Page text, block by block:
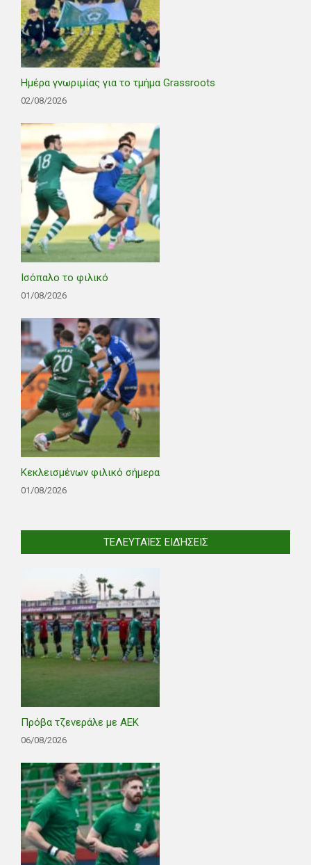
Ημέρα γνωριμίας για το τμήμα Grassroots
02/08/2026
Ισόπαλο το φιλικό
01/08/2026
Κεκλεισμένων φιλικό σήμερα
01/08/2026
ΤΕΛΕΥΤΑΊΕΣ ΕΙΔΉΣΕΙΣ
Πρόβα τζενεράλε με ΑΕΚ
06/08/2026